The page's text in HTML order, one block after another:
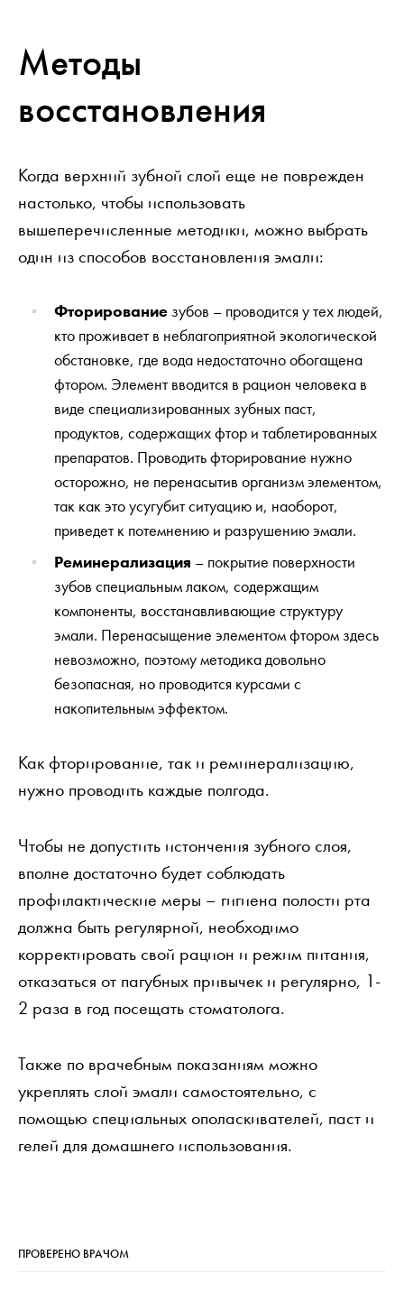
Методы
восстановления
Когда верхний зубной слой еще не поврежден
настолько, чтобы использовать
вышеперечисленные методики, можно выбрать
один из способов восстановления эмали:
Фторирование зубов – проводится у тех людей,
кто проживает в неблагоприятной экологической
обстановке, где вода недостаточно обогащена
фтором. Элемент вводится в рацион человека в
виде специализированных зубных паст,
продуктов, содержащих фтор и таблетированных
препаратов. Проводить фторирование нужно
осторожно, не перенасытив организм элементом,
так как это усугубит ситуацию и, наоборот,
приведет к потемнению и разрушению эмали.
Реминерализация – покрытие поверхности
зубов специальным лаком, содержащим
компоненты, восстанавливающие структуру
эмали. Перенасыщение элементом фтором здесь
невозможно, поэтому методика довольно
безопасная, но проводится курсами с
накопительным эффектом.
Как фторирование, так и реминерализацию,
нужно проводить каждые полгода.
Чтобы не допустить истончения зубного слоя,
вполне достаточно будет соблюдать
профилактические меры – гигиена полости рта
должна быть регулярной, необходимо
корректировать свой рацион и режим питания,
отказаться от пагубных привычек и регулярно, 1-
2 раза в год посещать стоматолога.
Также по врачебным показаниям можно
укреплять слой эмали самостоятельно, с
помощью специальных ополаскивателей, паст и
гелей для домашнего использования.
ПРОВЕРЕНО ВРАЧОМ